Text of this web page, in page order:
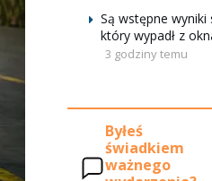
Są wstępne wyniki
który wypadł z
3 godziny temu
Byłeś
świadkiem
ważnego